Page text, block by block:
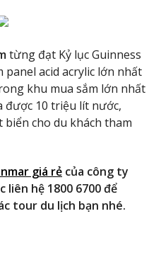
từng đạt Kỷ lục Guinness
panel acid acrylic lớn nhất
khu mua sắm lớn nhất
được 10 triệu lít nước,
cho du khách tham
giá rẻ của công ty
hệ 1800 6700 để
tour du lịch bạn nhé.